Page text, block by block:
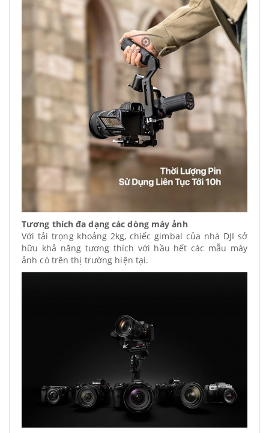
Tương thích đa dạng các dòng máy ảnh
Với tải trọng khoảng 2kg, chiếc gimbal của nhà DJI sở
hữu khả năng tương thích với hầu hết các mẫu máy
ảnh có trên thị trường hiện tại.